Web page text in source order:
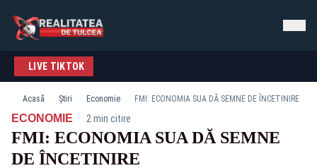
LIVE TIKTOK
Acasă Știri Economie FMI: ECONOMIA SUA DĂ SEMNE DE ÎNCETINIRE
ECONOMIE· 2 min citire
FMI: ECONOMIA SUA DĂ SEMNE
DE ÎNCETINIRE